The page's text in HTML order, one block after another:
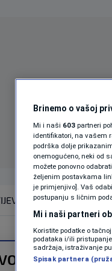
VIJESTI SPORT
OPEN 2026
Brinemo o vašoj
Mi i naši 603 partneri
identifikatori, na vašem
podrška dolje
onemogućeno, neki od
možete ponovno
željenim postavkama
je primjenjivo]. Vaš
postupanju s ličnim
Mi i naši partneri
Koristite podatke o
podataka i/ili
sadržaja, istraživanje
Spisak partnera